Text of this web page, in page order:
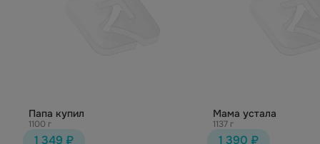
Папа купил
1100 г
1 349 ₽
Мама устала
1137 г
1 390 ₽